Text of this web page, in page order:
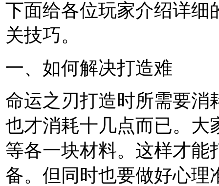
下面给各位玩家介绍详细
关技巧。
一、如何解决打造难
命运之刃打造时所需要消
也才消耗十几点而已。大
等各一块材料。这样才能
备。但同时也要做好心理